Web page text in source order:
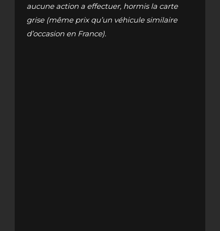
aucune action a effectuer, hormis la carte
grise (même prix qu’un véhicule similaire
d’occasion en France).